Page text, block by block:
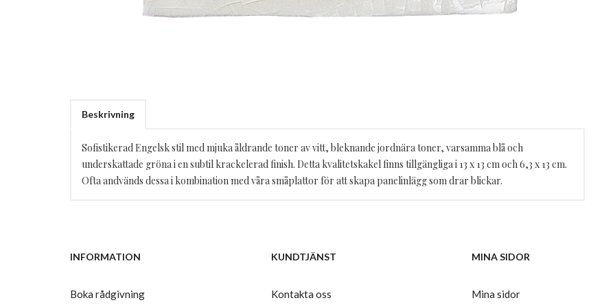
Beskrivning
Sofistikerad Engelsk stil med mjuka åldrande toner av vitt, bleknande jordnära toner, varsamma blå och
underskattade gröna i en subtil krackelerad finish. Detta kvalitetskakel finns tillgängliga i 13 x 13 cm och 6,3 x 13 cm.
Ofta andvänds dessa i kombination med våra småplattor för att skapa panelinlägg som drar blickar.
INFORMATION
Boka rådgivning
KUNDTJÄNST
Kontakta oss
MINA SIDOR
Mina sidor